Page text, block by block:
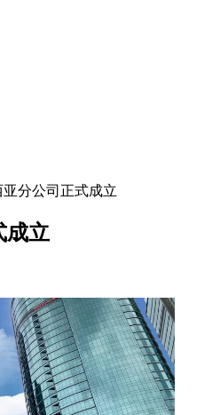
亚分公司正式成立
成立